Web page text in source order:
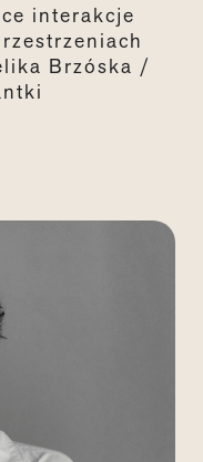
interakcje
Brzóska /